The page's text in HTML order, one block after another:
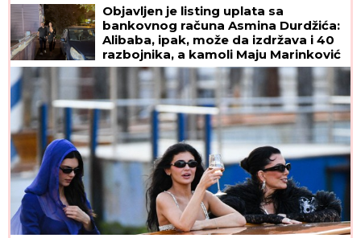
Objavljen je listing uplata sa
bankovnog računa Asmina Durdžića:
Alibaba, ipak, može da izdržava i 40
razbojnika, a kamoli Maju Marinković